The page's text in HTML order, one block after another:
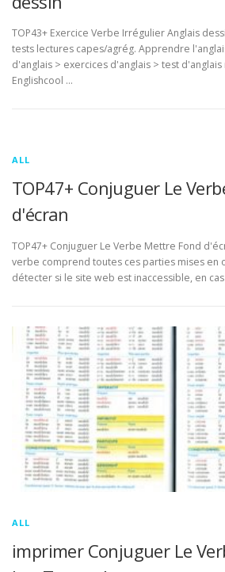
TOP43+ Exercice Verbe Irrégulier Anglais
tests lectures capes/agrég. Apprendre
d'anglais > exercices d'anglais > test
Englishcool …
ALL
TOP47+ Conjuguer Le
d'écran
TOP47+ Conjuguer Le Verbe Mettre Fond
verbe comprend toutes ces parties mises en
détecter si le site web est inaccessible, en
ALL
imprimer Conjuguer Le